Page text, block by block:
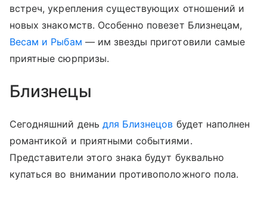
встреч, укрепления существующих отношений и
новых знакомств. Особенно повезет Близнецам,
Весам и Рыбам — им звезды приготовили самые
приятные сюрпризы.
Близнецы
Сегодняшний день для Близнецов будет наполнен
романтикой и приятными событиями.
Представители этого знака будут буквально
купаться во внимании противоположного пола.